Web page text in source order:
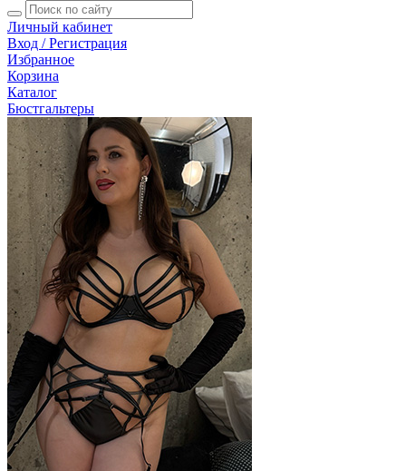
Личный кабинет
Вход / Регистрация
Избранное
Корзина
Каталог
Бюстгальтеры